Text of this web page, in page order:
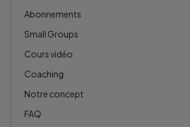
Abonnements
Small Groups
Cours vidéo
Coaching
Notre concept
FAQ